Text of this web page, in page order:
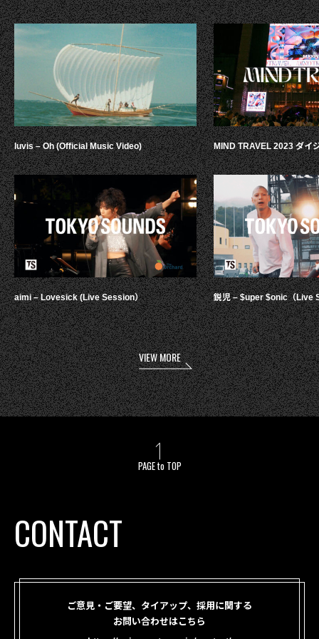
luvis – Oh (Official Music Video)
aimi – Lovesick (Live Session）
MIND TRAVEL 2023 ダイ
鋭児 – $uper $onic（Live
VIEW MORE
PAGE to TOP
CONTACT
ご意見・ご要望、タイアップ、採用に関する
お問い合わせはこちら